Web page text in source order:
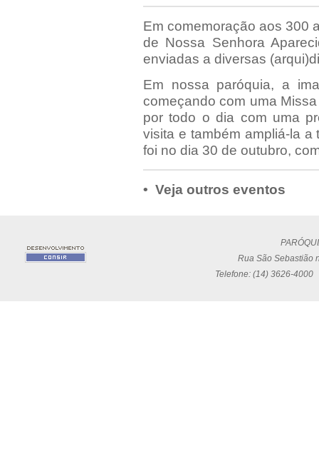
Em comemoração aos 300
de Nossa Senhora
enviadas a diversas
Em nossa paróquia, a
começando com uma
por todo o dia com uma
visita e também ampliá-la a
foi no dia 30 de outubro,
• Veja outros eventos
Rua São Sebastião
Telefone: (14) 3626-